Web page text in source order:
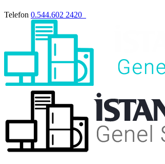
Telefon 0.544.602 2420